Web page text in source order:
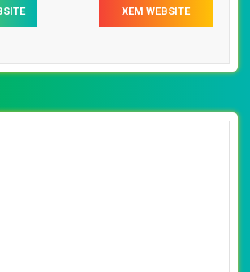
mầm non sakuramontessorieduvn
XEM WEBSITE